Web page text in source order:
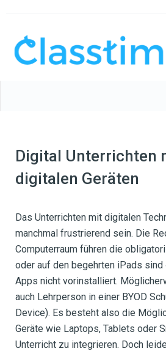
Digital Unterrichten
digitalen Geräten
Das Unterrichten mit digitalen
manchmal frustrierend sein. Die
Computerraum führen die
oder auf den begehrten iPads
Apps nicht vorinstalliert.
auch Lehrperson in einer BYOD
Device). Es besteht also die
Geräte wie Laptops, Tablets oder
Unterricht zu integrieren. Doch